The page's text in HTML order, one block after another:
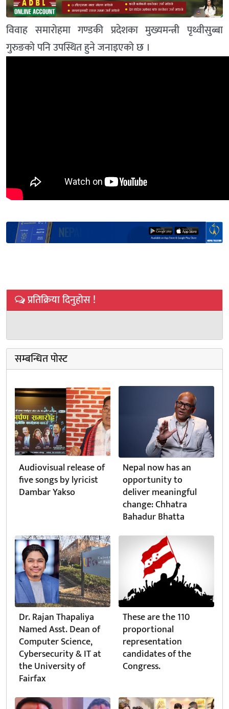
विवाह समारोहमा गण्डकी प्रदेशका मुख्यमन्त्री पृथ्वीसुब्बा
गुरुङको पनि उपस्थित हुने जनाइएको छ ।
प्रतिक्रिया दिनुहोस !
सम्बन्धित पोस्ट
Audiovisual release of
five songs by lyricist
Dambar Yakso
Nepal now has an
opportunity to
deliver meaningful
change: Chhatra
Bahadur Bhatta
Dr. Rajan Thapaliya
Named Asst. Dean of
Computer Science,
Cybersecurity & IT at
the University of
Fairfax
These are the 110
proportional
representation
candidates of the
Congress.